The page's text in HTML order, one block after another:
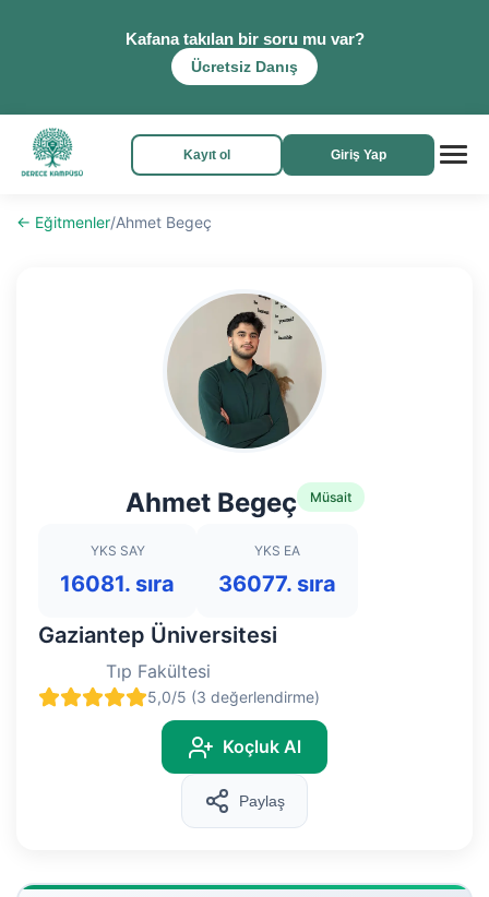
Kafana takılan bir soru mu var?
Ücretsiz Danış
Kayıt ol Giriş Yap
← Eğitmenler/Ahmet Begeç
Ahmet Begeç Müsait
YKS SAY
16081. sıra
YKS EA
36077. sıra
Gaziantep Üniversitesi
Tıp Fakültesi
5,0/5 (3 değerlendirme)
Koçluk Al
Paylaş